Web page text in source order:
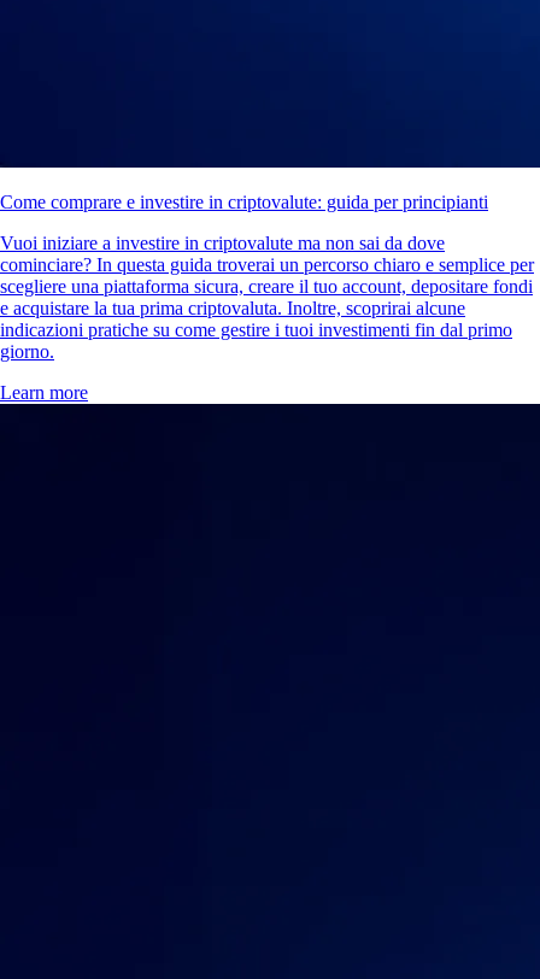
Come comprare e investire in criptovalute: guida per principianti
Vuoi iniziare a investire in criptovalute ma non sai da dove
cominciare? In questa guida troverai un percorso chiaro e semplice per
scegliere una piattaforma sicura, creare il tuo account, depositare fondi
e acquistare la tua prima criptovaluta. Inoltre, scoprirai alcune
indicazioni pratiche su come gestire i tuoi investimenti fin dal primo
giorno.
Learn more